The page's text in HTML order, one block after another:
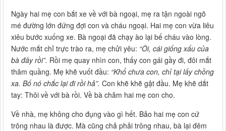
Ngày hai mẹ con bắt xe về với bà ngoại, mẹ ra tận ngoài ngõ
mé đường lớn đứng đợi con và cháu ngoại. Hai mẹ con vừa liêu
xiêu bước xuống xe. Bà ngoại đã chạy ào lại bế cháu vào lòng.
Nước mắt chỉ trực trào ra, mẹ chửi yêu: “Ôi, cái giống xấu của
bà đây rồi”. Rồi mẹ quay nhìn con, thấy con gái gầy đi, đôi mắt
thâm quầng. Mẹ khẽ vuốt đầu: “Khổ chưa con, chỉ tại lấy chồng
xa. Bố nó chắc lại đi rồi hả”. Con khẽ khẽ gật đầu. Mẹ khẽ dắt
tay: Thôi về với bà rồi. Về bà chăm hai mẹ con cho.
Về nhà, mẹ không cho đụng vào gì hết. Bảo hai mẹ con cứ
trông nhau là được. Mà cũng chả phải trông nhau, bà lại đêm